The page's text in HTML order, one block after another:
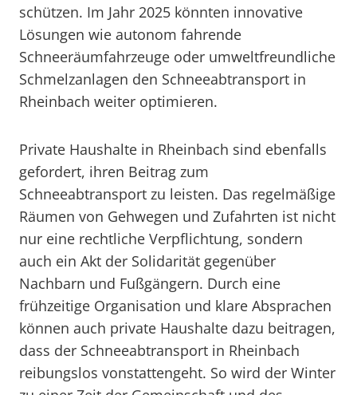
schützen. Im Jahr 2025 könnten innovative
Lösungen wie autonom fahrende
Schneeräumfahrzeuge oder umweltfreundliche
Schmelzanlagen den Schneeabtransport in
Rheinbach weiter optimieren.
Private Haushalte in Rheinbach sind ebenfalls
gefordert, ihren Beitrag zum
Schneeabtransport zu leisten. Das regelmäßige
Räumen von Gehwegen und Zufahrten ist nicht
nur eine rechtliche Verpflichtung, sondern
auch ein Akt der Solidarität gegenüber
Nachbarn und Fußgängern. Durch eine
frühzeitige Organisation und klare Absprachen
können auch private Haushalte dazu beitragen,
dass der Schneeabtransport in Rheinbach
reibungslos vonstattengeht. So wird der Winter